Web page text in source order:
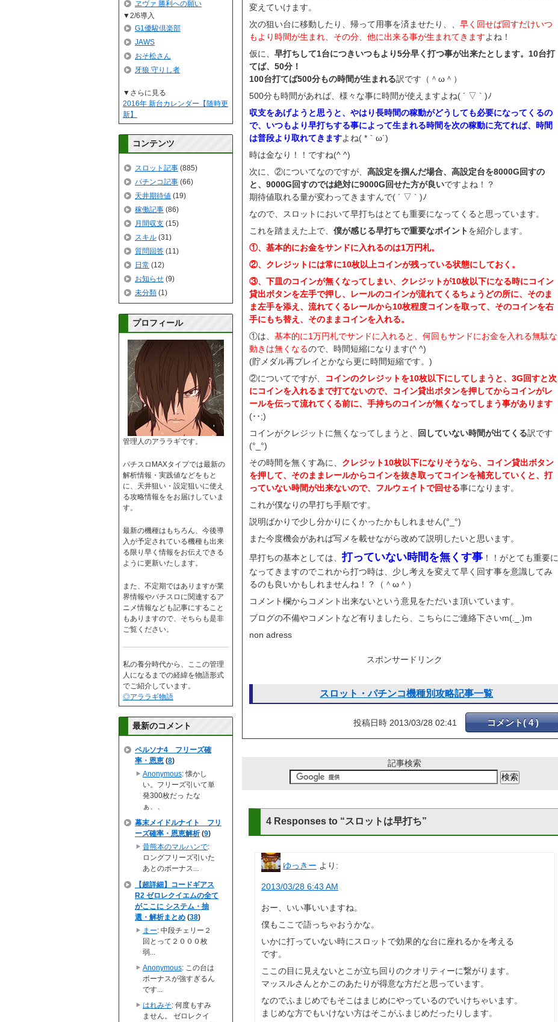
変えていけます。
次の狙い台に移動したり、帰って用事を済ませたり、、早く回せば回すだけいつ
もより時間が生まれ、その分、他に出来る事が生まれてきますよね！
仮に、早打ちして1台につきいつもより5分早く打つ事が出来たとします。10台打
てば、50分！
100台打てば500分もの時間が生まれる訳です（＾ω＾）
500分も時間があれば、様々な事に時間が使えますよね( ´ ▽ ` )ﾉ
収支をあげようと思うと、やはり長時間の稼動がどうしても必要になってくるの
で、いつもより早打ちする事によって生まれる時間を次の稼動に充てれば、時間
は普段より取れてきますよね( *｀ω´)
時は金なり！！ですね(^ ^)
次に、②についてなのですが、高設定を掴んだ場合、高設定台を8000G回すの
と、9000G回すのでは絶対に9000G回せた方が良いですよね！？
期待値取れる量が変わってきますんで( ´ ▽ ` )ﾉ
なので、スロットにおいて早打ちはとても重要になってくると思っています。
これを踏まえた上で、僕が感じる早打ちで重要なポイントを紹介します。
①、基本的にお金をサンドに入れるのは1万円札。
②、クレジットには常に10枚以上コインが残っている状態にしておく。
③、下皿のコインが無くなってしまい、クレジットが10枚以下になる時にコイン
貸出ボタンを左手で押し、レールのコインが流れてくるちょうどの所に、そのま
ま左手を添え、流れてくるレールから10枚程度コインを取って、そのコインを右
手にもち替え、そのままコインを入れる。
①は、基本的に1万円札でサンドに入れると、何回もサンドにお金を入れる無駄な
動きは無くなるので、時間短縮になります(^ ^)
(貯メダル再プレイとかなら更に時間短縮です。)
②についてですが、
コインのクレジットを10枚以下にしてしまうと、3G回すと次
にコインを入れるまで打てないので、コイン貸出ボタンを押してからコインがレ
ールを伝って流れてくる前に、手持ちのコインが無くなってしまう事があります
(･･;)
コインがクレジットに無くなってしまうと、
回していない時間が出てくる訳です
(°_°)
その時間を無くす為に、 クレジット10枚以下になりそうなら、コイン貸出ボタン
を押して、そのままレールからコインを抜き取ってコインを補充していくと、打
っていない時間が出来ないので、フルウェイトで回せる事になります。
これが僕なりの早打ち手順です。
説明ばかりで少し分かりにくかったかもしれません(°_°)
また今度機会があれば写メを載せながら改めて説明したいと思います。
早打ちの基本としては、打っていない時間を無くす事 ！！がとても重要に
なってきますのでこれから打つ時は、少し考えを変えて早く回す事を意識してみ
るのも良いかもしれませんね！？（＾ω＾）
コメント欄からコメント出来ないという意見をただいま頂いています。
ブログの不備やコメントなど有りましたら、こちらにご連絡下さいm(._.)m
non adress
スポンサードリンク
スロット・パチンコ機種別攻略記事一覧
投稿日時 2013/03/28 02:41 コメント( 4 )
記事検索
4 Responses to “スロットは早打ち”
ゆっきー より:
2013/03/28 6:43 AM
おー、いい事いいますね。
僕もここで語っちゃおうかな。
いかに打っていない時にスロットで効果的な台に座れるかを考える
です。
ここの目に見えないとこが立ち回りのクオリティーに繋がります。
マッスルさんとかこのあたりが得意な方だと思っています。
なのでふまじめでもそこはまじめにやっているのでいけちゃいます。
まじめな方でもいけない方はそこがふまじめだったりします。
ヱヴァ 勝利への願い
2/6導入
G1優駿倶楽部
JAWS
おそ松さん
牙狼 守りし者
▼さらに見る
2016年 新台カレンダー【随時更
新】
コンテンツ
スロット記事 (885)
パチンコ記事 (66)
天井期待値 (19)
稼働記事 (86)
月間収支 (15)
スキル (31)
質問回答 (11)
日常 (12)
お知らせ (9)
未分類 (1)
プロフィール
管理人のアララギです。
パチスロMAXタイプでは最新の
解析情報・実践値などをもと
に、天井狙い・設定狙いに使え
る攻略情報ををお届けしていま
す。
最新の機種はもちろん、今後導
入が予定されている機種も出来
る限り早く情報をお伝えできる
ように更新いたします。
また、不定期ではありますが業
界情報やパチスロに関連するア
ニメ情報なども記事にすること
もありますので、そちらも是非
ご覧ください。
私の養分時代から、ここの管理
人になるまでの経緯を物語形式
でご紹介しています。
◎アララギ物語
最新のコメント
ペルソナ4 フリーズ確
率・恩恵 (8)
Anonymous: 懐かし
い。フリーズ引いて単
発300枚だっ たな
ぁ、、
幕末メイドルナイト フリ
ーズ確率・恩恵解析(9)
昔熊本のマルハンで:
ロングフリーズ引いた
あとのボーナス...
【超詳細】コードギアス
R2 ゼロレクイエムの全て
がここに システム・抽
選・解析まとめ (38)
まー: 中段チェリー２
回とって２０００枚
弱...
Anonymous: この台は
ボーナスが強すぎるん
です...
はれみそ: 何度もすみ
ません。 ゼロレクイ